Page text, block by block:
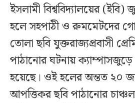
ইসলামী বিশ্ববিদ্যালয়ের
হলে সহপাঠী ও রুমমেটদের
তোলা ছবি যুক্তরাজ্যপ্রবাসী
পাঠানোর ঘটনায়
হয়েছে। ওই হলের অন্তত ২০ জন
আপত্তিকর ছবি পাঠানোর